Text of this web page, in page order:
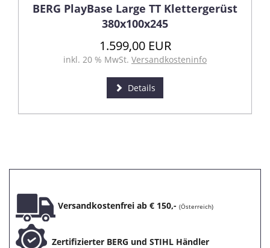
BERG PlayBase Large TT Klettergerüst
380x100x245
1.599,00 EUR
inkl. 20 % MwSt. Versandkosteninfo
Details
Versandkostenfrei ab € 150,- (Österreich)
Zertifizierter BERG und STIHL Händler